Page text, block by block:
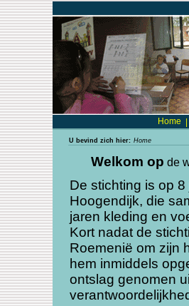
Home
U bevind zich hier: Home
Welkom op de
De stichting is op
Hoogendijk, die
jaren kleding en
Kort nadat de
Roemenië om zijn
hem inmiddels
ontslag genomen